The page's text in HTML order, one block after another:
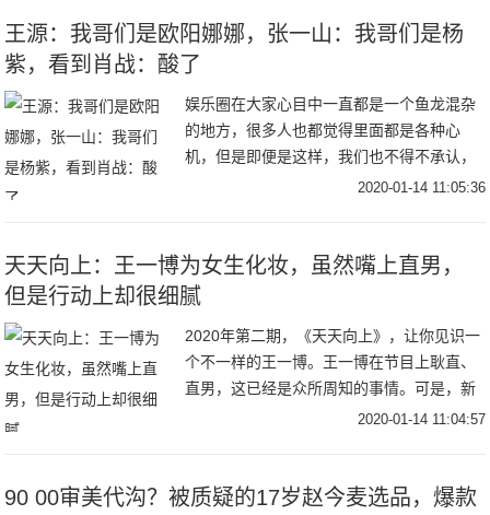
王源：我哥们是欧阳娜娜，张一山：我哥们是杨
紫，看到肖战：酸了
娱乐圈在大家心目中一直都是一个鱼龙混杂
的地方，很多人也都觉得里面都是各种心
机，但是即便是这样，我们也不得不承认，
其实还有很多明星之间的关系是非常好的，
2020-01-14 11:05:36
天天向上：王一博为女生化妆，虽然嘴上直男，
但是行动上却很细腻
2020年第二期，《天天向上》，让你见识一
个不一样的王一博。王一博在节目上耿直、
直男，这已经是众所周知的事情。可是，新
的一期《天天向上》，你却发现这个耿直的
2020-01-14 11:04:57
90 00审美代沟？被质疑的17岁赵今麦选品，爆款